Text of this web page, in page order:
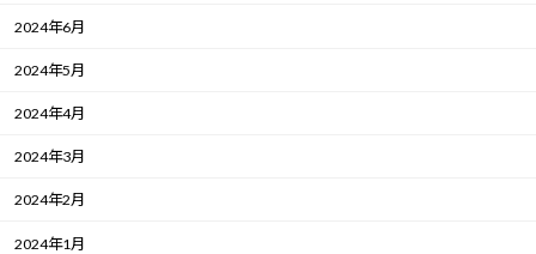
2024年6月
2024年5月
2024年4月
2024年3月
2024年2月
2024年1月